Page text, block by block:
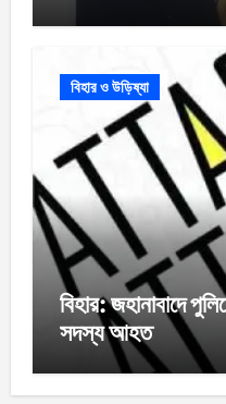
বিহার ও উড়িষ্যা
বিহার: জহানাবাদে
সদস্য আহত